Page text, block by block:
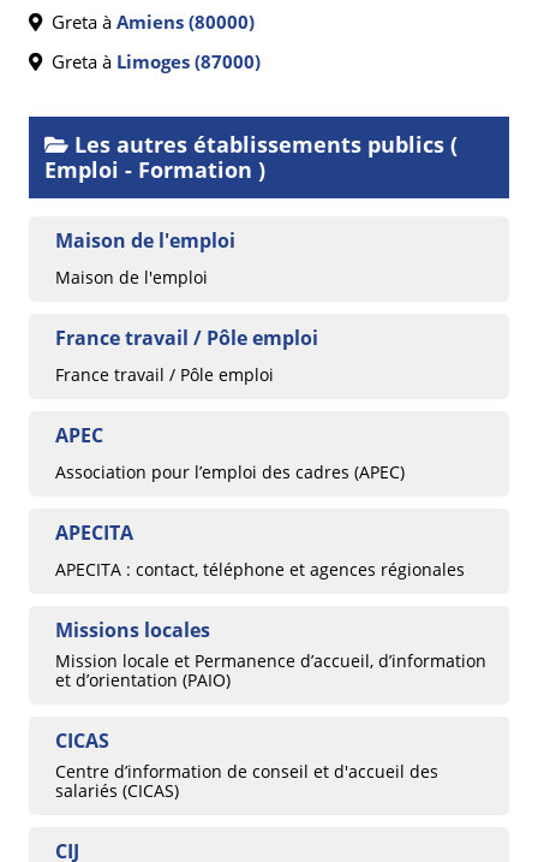
Greta à Amiens (80000)
Greta à Limoges (87000)
Les autres établissements publics (
Emploi - Formation )
Maison de l'emploi
Maison de l'emploi
France travail / Pôle emploi
France travail / Pôle emploi
APEC
Association pour l’emploi des cadres (APEC)
APECITA
APECITA : contact, téléphone et agences régionales
Missions locales
Mission locale et Permanence d’accueil, d’information
et d’orientation (PAIO)
CICAS
Centre d’information de conseil et d'accueil des
salariés (CICAS)
CIJ